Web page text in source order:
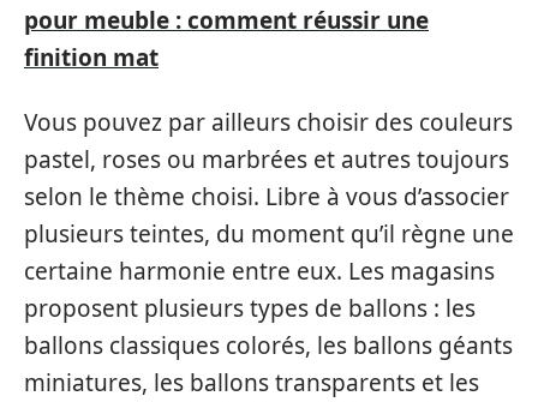
pour meuble : comment réussir une
finition mat
Vous pouvez par ailleurs choisir des couleurs
pastel, roses ou marbrées et autres toujours
selon le thème choisi. Libre à vous d’associer
plusieurs teintes, du moment qu’il règne une
certaine harmonie entre eux. Les magasins
proposent plusieurs types de ballons : les
ballons classiques colorés, les ballons géants
miniatures, les ballons transparents et les